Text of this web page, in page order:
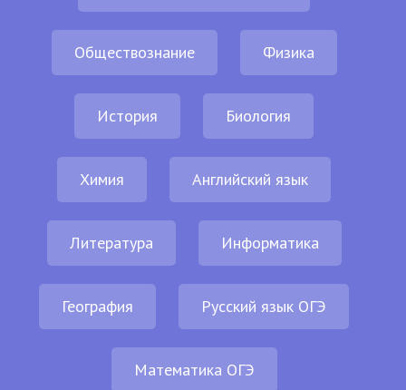
Обществознание Физика
История Биология
Химия Английский язык
Литература Информатика
География Русский язык ОГЭ
Математика ОГЭ